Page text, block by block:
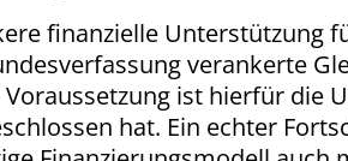
finanzielle Unterstützung
verankerte
Voraussetzung ist hierfür die
hat. Ein echter